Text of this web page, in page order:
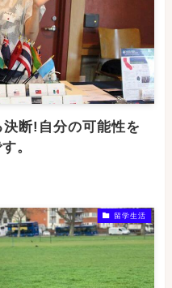
断!自分の可能性を
。
留学生活